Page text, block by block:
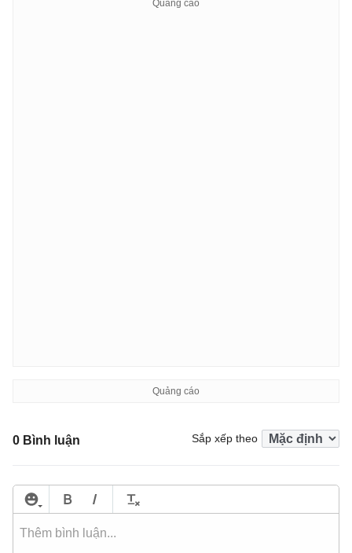
0 Bình luận Sắp xếp theo